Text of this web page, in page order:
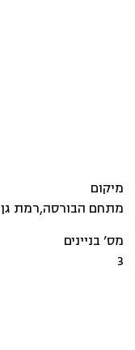
מיקום
מתחם הבורסה,רמת גן
מס’ בניינים
3